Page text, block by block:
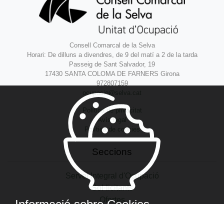
Consell Comarcal de la Selva
Horari: De dilluns a divendres, de 9 del matí a 2 de la tarda
Passeig de Sant Salvador, 19
17430 SANTA COLOMA DE FARNERS Girona
972807159
ocupacio@selva.cat
Política de privacitat
Avís legal
Política de cookies
Seccions
Servei Integral d'Ocupació
Sol·licitants
Ofertes